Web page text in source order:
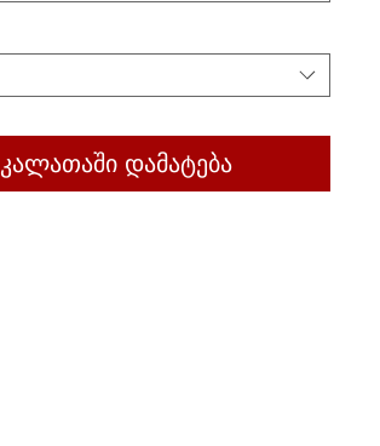
კალათაში დამატება